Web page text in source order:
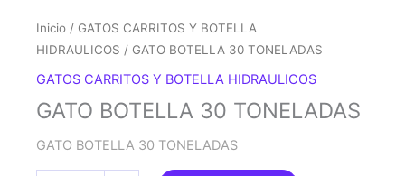
Inicio / GATOS CARRITOS Y BOTELLA
HIDRAULICOS / GATO BOTELLA 30 TONELADAS
GATOS CARRITOS Y BOTELLA HIDRAULICOS
GATO BOTELLA 30 TONELADAS
GATO BOTELLA 30 TONELADAS